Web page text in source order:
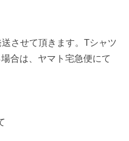
させて頂きます。Tシャツ
合は、ヤマト宅急便にて